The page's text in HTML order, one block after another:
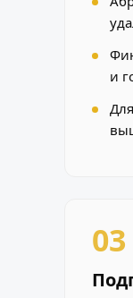
и
03